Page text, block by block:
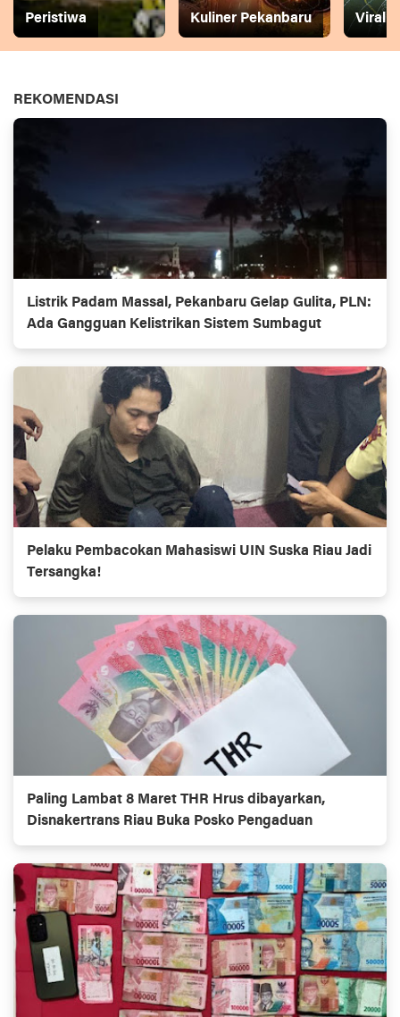
Peristiwa Kuliner Pekanbaru Viral
REKOMENDASI
Listrik Padam Massal, Pekanbaru Gelap Gulita, PLN:
Ada Gangguan Kelistrikan Sistem Sumbagut
Pelaku Pembacokan Mahasiswi UIN Suska Riau Jadi
Tersangka!
Paling Lambat 8 Maret THR Hrus dibayarkan,
Disnakertrans Riau Buka Posko Pengaduan